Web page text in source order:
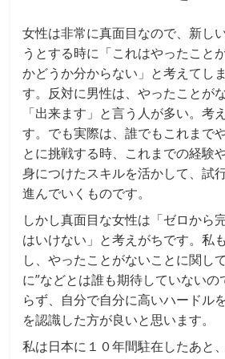
女性は非常に真面目なので、新し
うとする時に「これはやったこと
かどうか分からない」と考えてし
す。反対に男性は、やったことが
「出来ます」と言う人が多い。考
す。でも実際は、誰でもこれまで
とに挑戦する時、これまでの経験
身につけたスキルを活かして、試
進んでいくものです。
しかし真面目な女性は「ゼロから
はいけない」と考えがちです。私
し、やったことがないことに関し
に”などとは誰も期待していない
らず、自分で自分に高いハードル
を認識した方が良いと思います。
私は日本に１０年間駐在したあと